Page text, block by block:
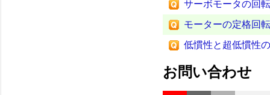
サーボモータの回
モーターの定格回
低慣性と超低慣性
お問い合わせ